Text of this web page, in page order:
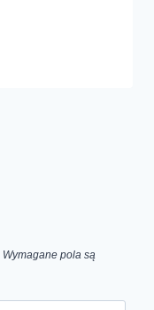
Wymagane pola są